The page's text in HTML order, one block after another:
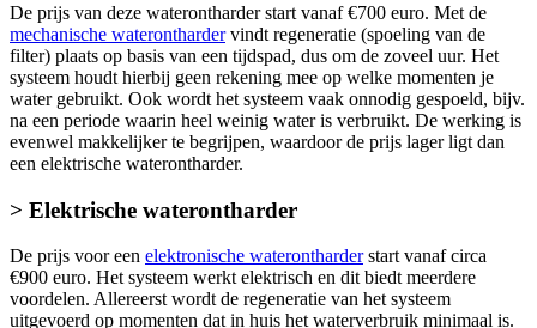
De prijs van deze waterontharder start vanaf €700 euro. Met de
mechanische wateronthardervindt regeneratie (spoeling van de
filter) plaats op basis van een tijdspad, dus om de zoveel uur. Het
systeem houdt hierbij geen rekening mee op welke momenten je
water gebruikt. Ook wordt het systeem vaak onnodig gespoeld, bijv.
na een periode waarin heel weinig water is verbruikt. De werking is
evenwel makkelijker te begrijpen, waardoor de prijs lager ligt dan
een elektrische waterontharder.
> Elektrische waterontharder
De prijs voor een elektronische waterontharderstart vanaf circa
€900 euro. Het systeem werkt elektrisch en dit biedt meerdere
voordelen. Allereerst wordt de regeneratie van het systeem
uitgevoerd op momenten dat in huis het waterverbruik minimaal is.